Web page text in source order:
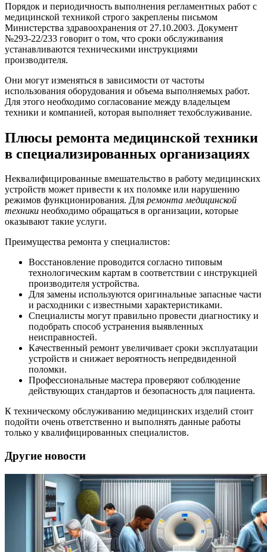
Порядок и периодичность выполнения регламентных работ с
медицинской техникой строго закреплены письмом
Министерства здравоохранения от 27.10.2003. Документ
№293-22/233 говорит о том, что сроки обслуживания
устанавливаются техническими инструкциями
производителя.
Они могут изменяться в зависимости от частоты
использования оборудования и объема выполняемых работ.
Для этого необходимо согласование между владельцем
техники и компанией, которая выполняет техобслуживание.
Плюсы ремонта медицинской техники
в специализированных организациях
Неквалифицированные вмешательство в работу медицинских
устройств может привести к их поломке или нарушению
режимов функционирования. Для ремонта медицинской
техники необходимо обращаться в организации, которые
оказывают такие услуги.
Преимущества ремонта у специалистов:
Восстановление проводится согласно типовым
технологическим картам в соответствии с инструкцией
производителя устройства.
Для замены используются оригинальные запасные части
и расходники с известными характеристиками.
Специалисты могут правильно провести диагностику и
подобрать способ устранения выявленных
неисправностей.
Качественный ремонт увеличивает сроки эксплуатации
устройств и снижает вероятность непредвиденной
поломки.
Профессиональные мастера проверяют соблюдение
действующих стандартов и безопасность для пациента.
К техническому обслуживанию медицинских изделий стоит
подойти очень ответственно и выполнять данные работы
только у квалифицированных специалистов.
Другие новости